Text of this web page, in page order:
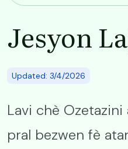
Jesyon
Updated: 3/4/2026
Lavi chè
pral bezwen fè